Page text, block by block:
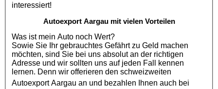
interessiert!
Autoexport Aargau mit vielen Vorteilen
Was ist mein Auto noch Wert?
Sowie Sie Ihr gebrauchtes Gefährt zu Geld machen
möchten, sind Sie bei uns absolut an der richtigen
Adresse und wir sollten uns auf jeden Fall kennen
lernen. Denn wir offerieren den schweizweiten
Autoexport Aargau an und bezahlen Ihnen auch bei